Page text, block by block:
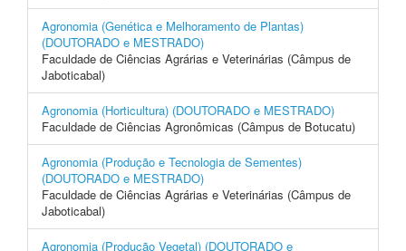
Agronomia (Genética e Melhoramento de Plantas)
(DOUTORADO e MESTRADO)
Faculdade de Ciências Agrárias e Veterinárias (Câmpus de
Jaboticabal)
Agronomia (Horticultura) (DOUTORADO e MESTRADO)
Faculdade de Ciências Agronômicas (Câmpus de Botucatu)
Agronomia (Produção e Tecnologia de Sementes)
(DOUTORADO e MESTRADO)
Faculdade de Ciências Agrárias e Veterinárias (Câmpus de
Jaboticabal)
Agronomia (Produção Vegetal) (DOUTORADO e